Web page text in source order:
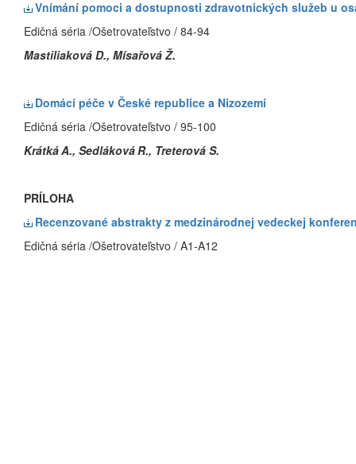
Vnímání pomoci a dostupnosti zdravotnických služeb u
Edičná séria /Ošetrovateľstvo / 84-94
Mastiliaková D., Mísařová Ž.
Domácí péče v České republice a Nizozemí
Edičná séria /Ošetrovateľstvo / 95-100
KrátkáA., SedlákováR., Treterová S.
PRÍLOHA
Recenzované abstrakty z medzinárodnej vedeckej
Edičná séria /Ošetrovateľstvo / A1-A12